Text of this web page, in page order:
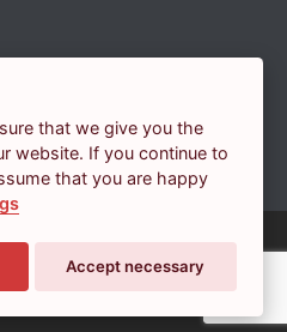
that we give you the
website. If you continue to
that you are happy
Accept necessary